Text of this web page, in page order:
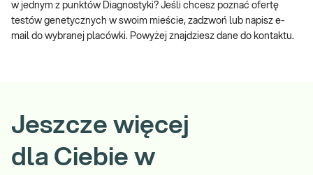
w jednym z punktów Diagnostyki? Jeśli chcesz poznać ofertę
testów genetycznych w swoim mieście, zadzwoń lub napisz e-
mail do wybranej placówki. Powyżej znajdziesz dane do kontaktu.
Jeszcze więcej
dla Ciebie w